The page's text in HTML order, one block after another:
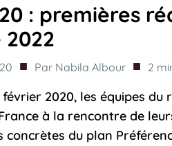
: premières
■ Par Nabila Albour ■ 2
février 2020, les équipes du
à la rencontre de
concrètes du plan